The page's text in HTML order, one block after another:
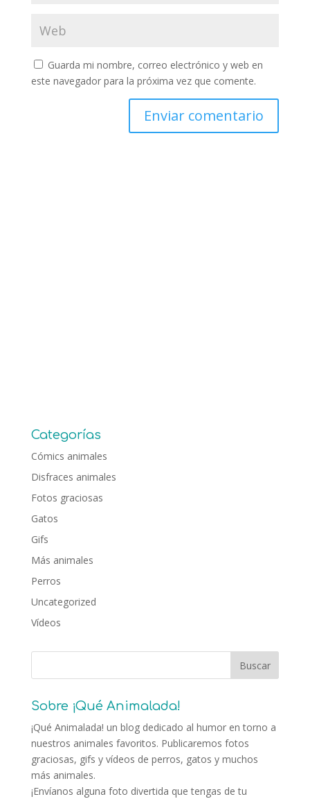
Guarda mi nombre, correo electrónico y web en
este navegador para la próxima vez que comente.
Categorías
Cómics animales
Disfraces animales
Fotos graciosas
Gatos
Gifs
Más animales
Perros
Uncategorized
Vídeos
Sobre ¡Qué Animalada!
¡Qué Animalada! un blog dedicado al humor en torno a
nuestros animales favoritos. Publicaremos fotos
graciosas, gifs y vídeos de perros, gatos y muchos
más animales.
¡Envíanos alguna foto divertida que tengas de tu